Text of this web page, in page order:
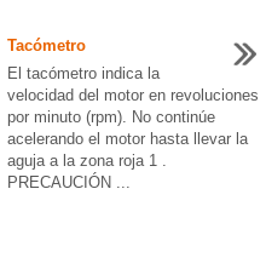
Tacómetro
El tacómetro indica la
velocidad del motor en revoluciones
por minuto (rpm). No continúe
acelerando el motor hasta llevar la
aguja a la zona roja 1 .
PRECAUCIÓN ...